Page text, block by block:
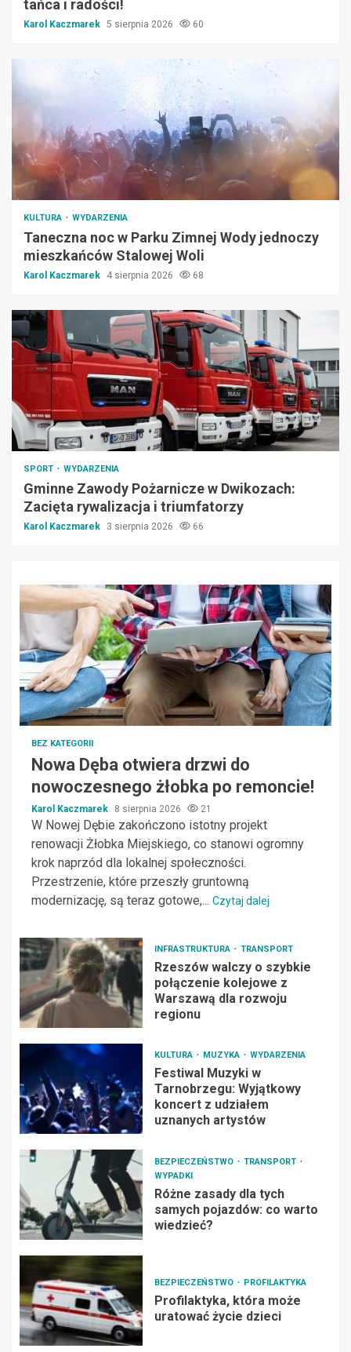
tańca i radości!
Karol Kaczmarek 5 sierpnia 2026 60
KULTURA WYDARZENIA
Taneczna noc w Parku Zimnej Wody jednoczy
mieszkańców Stalowej Woli
Karol Kaczmarek 4 sierpnia 2026 68
SPORT WYDARZENIA
Gminne Zawody Pożarnicze w Dwikozach:
Zacięta rywalizacja i triumfatorzy
Karol Kaczmarek 3 sierpnia 2026 66
BEZ KATEGORII
Nowa Dęba otwiera drzwi do
nowoczesnego żłobka po remoncie!
Karol Kaczmarek 8 sierpnia 2026 21
W Nowej Dębie zakończono istotny projekt
renowacji Żłobka Miejskiego, co stanowi ogromny
krok naprzód dla lokalnej społeczności.
Przestrzenie, które przeszły gruntowną
modernizację, są teraz gotowe,... Czytaj dalej
INFRASTRUKTURA TRANSPORT
Rzeszów walczy o szybkie
połączenie kolejowe z
Warszawą dla rozwoju
regionu
KULTURA MUZYKA WYDARZENIA
Festiwal Muzyki w
Tarnobrzegu: Wyjątkowy
koncert z udziałem
uznanych artystów
BEZPIECZEŃSTWO
TRANSPORT
WYPADKI
Różne zasady dla tych
samych pojazdów: co warto
wiedzieć?
BEZPIECZEŃSTWO PROFILAKTYKA
Profilaktyka, która może
uratować życie dzieci